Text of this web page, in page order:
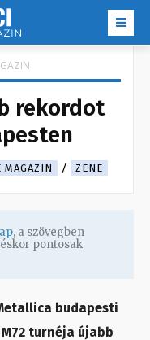
rekordot
MAGAZIN ZENE
, a szövegben
pontosak
budapesti
turnéja újabb